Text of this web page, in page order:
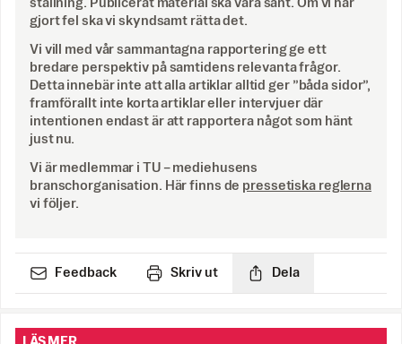
ställning. Publicerat material ska vara sant. Om vi har
gjort fel ska vi skyndsamt rätta det.
Vi vill med vår sammantagna rapportering ge ett
bredare perspektiv på samtidens relevanta frågor.
Detta innebär inte att alla artiklar alltid ger ”båda sidor”,
framförallt inte korta artiklar eller intervjuer där
intentionen endast är att rapportera något som hänt
just nu.
Vi är medlemmar i TU – mediehusens
branschorganisation. Här finns de pressetiska reglerna
vi följer.
Feedback Skriv ut Dela